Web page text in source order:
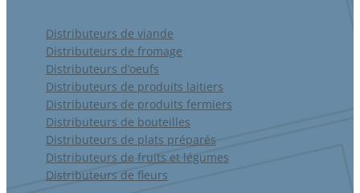
Distributeurs de viande
Distributeurs de fromage
Distributeurs d’oeufs
Distributeurs de produits laitiers
Distributeurs de produits fermiers
Distributeurs de bouteilles
Distributeurs de plats préparés
Distributeurs de fruits et légumes
Distributeurs de fleurs